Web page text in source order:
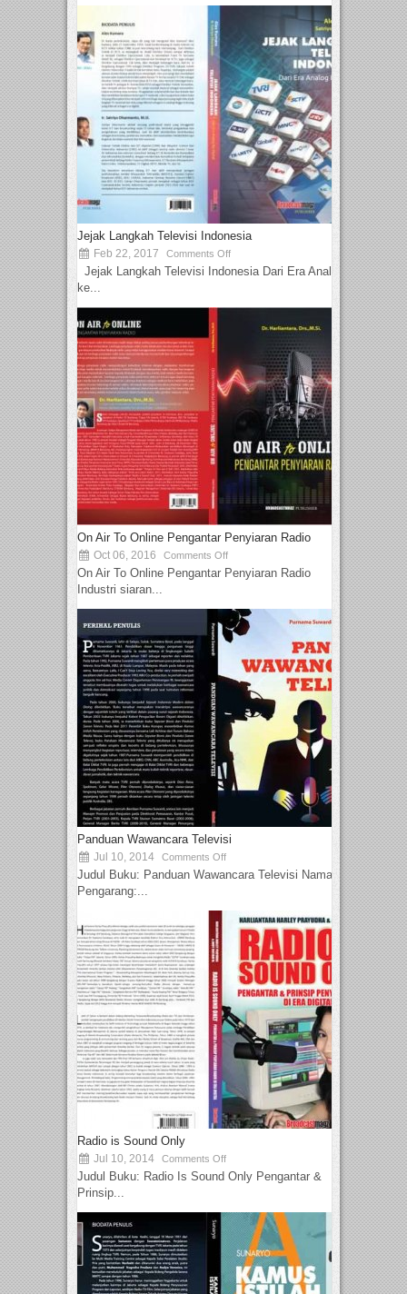
Jejak Langkah Televisi Indonesia
Feb 22, 2017 Comments Off
Jejak Langkah Televisi Indonesia Dari Era Analog
ke...
On Air To Online Pengantar Penyiaran Radio
Oct 06, 2016 Comments Off
On Air To Online Pengantar Penyiaran Radio
Industri siaran...
Panduan Wawancara Televisi
Jul 10, 2014 Comments Off
Judul Buku: Panduan Wawancara Televisi Nama
Pengarang:...
Radio is Sound Only
Jul 10, 2014 Comments Off
Judul Buku: Radio Is Sound Only Pengantar &
Prinsip...